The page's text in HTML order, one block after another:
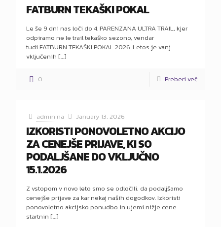
FATBURN TEKAŠKI POKAL
Le še 9 dni nas loči do 4. PARENZANA ULTRA TRAIL, kjer
odpiramo ne le trail tekaško sezono, vendar
tudi FATBURN TEKAŠKI POKAL 2026. Letos je vanj
vključenih […]
0 Preberi več
admin na January 13, 2026
IZKORISTI PONOVOLETNO AKCIJO
ZA CENEJŠE PRIJAVE, KI SO
PODALJŠANE DO VKLJUČNO
15.1.2026
Z vstopom v novo leto smo se odločili, da podaljšamo
cenejše prijave za kar nekaj naših dogodkov. Izkoristi
ponovoletno akcijsko ponudbo in ujemi nižje cene
startnin […]